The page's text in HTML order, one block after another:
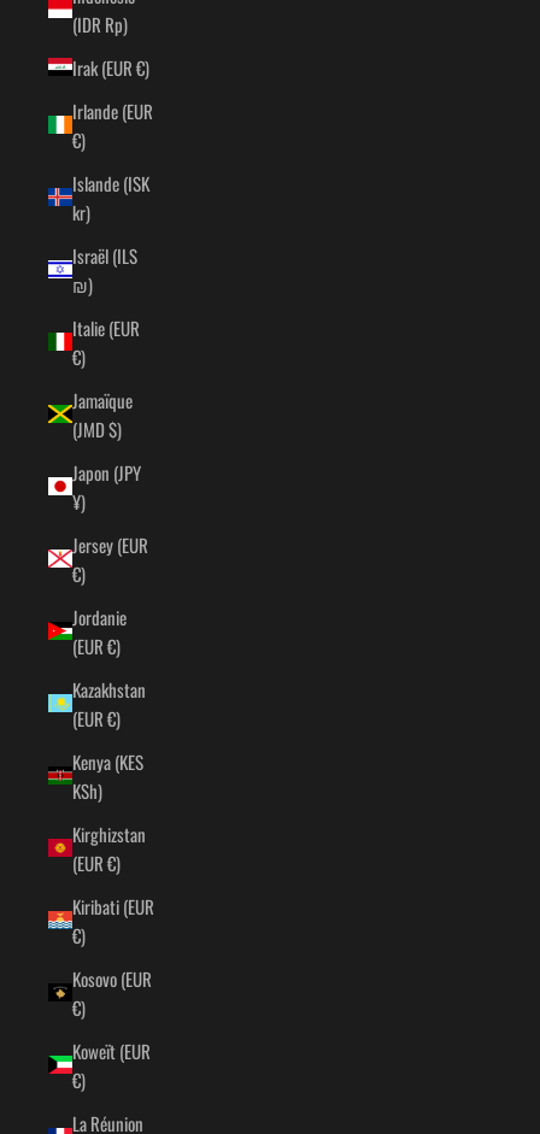
(IDR Rp)
Irak (EUR €)
Irlande (EUR
€)
Islande (ISK
kr)
Israël (ILS
₪)
Italie (EUR
€)
Jamaïque
(JMD $)
Japon (JPY
¥)
Jersey (EUR
€)
Jordanie
(EUR €)
Kazakhstan
(EUR €)
Kenya (KES
KSh)
Kirghizstan
(EUR €)
Kiribati (EUR
€)
Kosovo (EUR
€)
Koweït (EUR
€)
La Réunion